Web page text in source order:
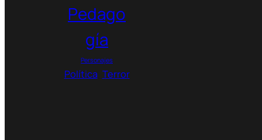
Pedago
gía
Personajes
Política Terror